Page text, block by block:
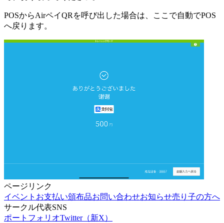
POSからAirペイQRを呼び出した場合は、ここで自動でPOS
へ戻ります。
ページリンク
イベント お支払い頒布品お問い合わせお知らせ売り子の方へ
サークル代表SNS
ポートフォリオTwitter（新X）